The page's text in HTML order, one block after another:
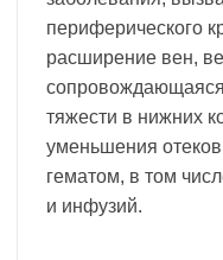
периферического
расширение вен,
тяжести в нижних
уменьшения
гематом, в том
и инфузий.